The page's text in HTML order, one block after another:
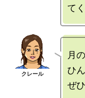
月
ひ